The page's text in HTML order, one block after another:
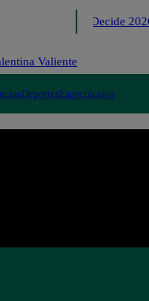
Perú Decide 2026
Valiente
DeportesEspectáculos